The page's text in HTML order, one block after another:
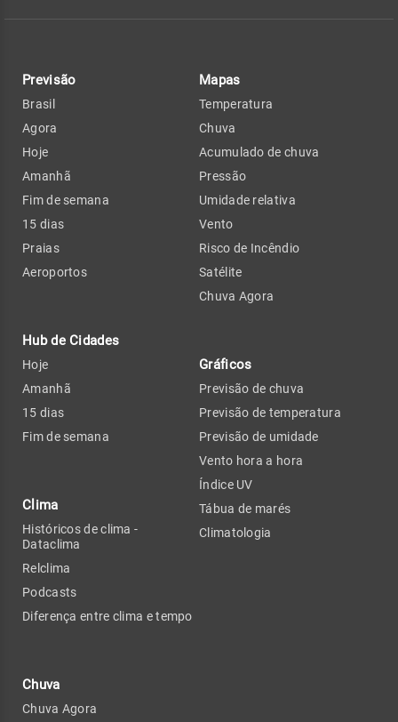
Previsão
Brasil
Agora
Hoje
Amanhã
Fim de semana
15 dias
Praias
Aeroportos
Hub de Cidades
Hoje
Amanhã
15 dias
Fim de semana
Clima
Históricos de clima -
Dataclima
Relclima
Podcasts
Diferença entre clima e tempo
Chuva
Chuva Agora
Mapas
Temperatura
Chuva
Acumulado de chuva
Pressão
Umidade relativa
Vento
Risco de Incêndio
Satélite
Chuva Agora
Gráficos
Previsão de chuva
Previsão de temperatura
Previsão de umidade
Vento hora a hora
Índice UV
Tábua de marés
Climatologia